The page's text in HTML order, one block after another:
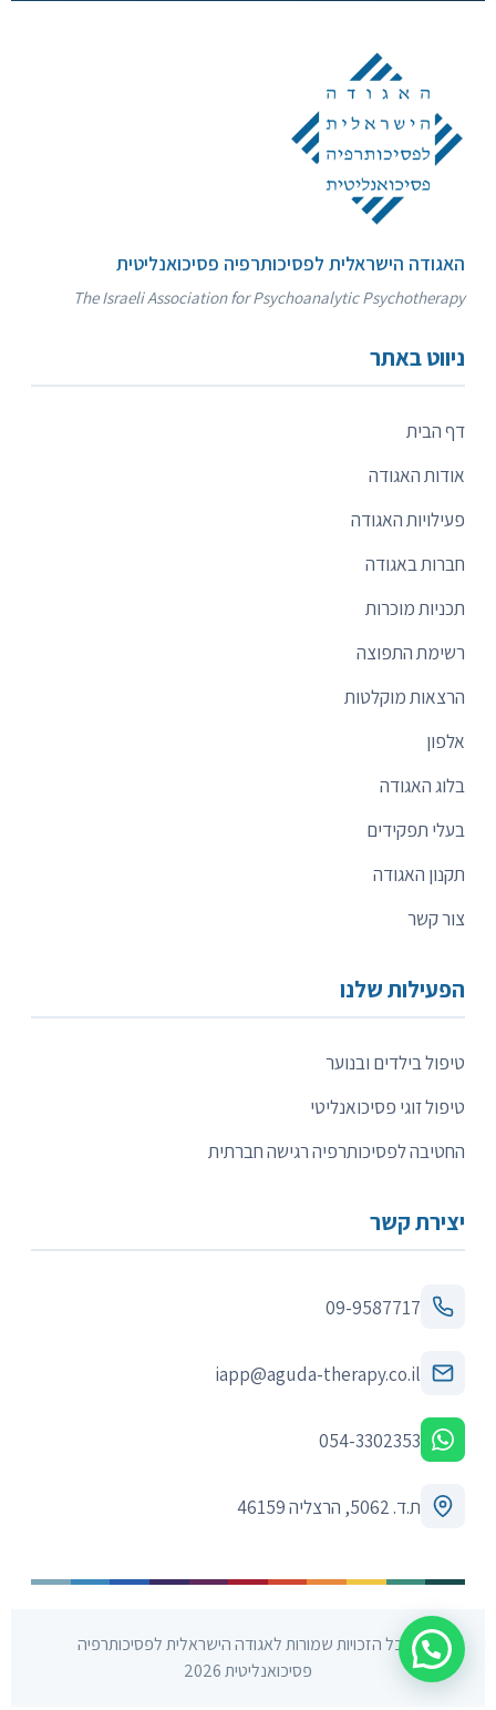
האגודה הישראלית לפסיכותרפיה פסיכואנליטית
The Israeli Association for Psychoanalytic Psychotherapy
ניווט באתר
דף הבית
אודות האגודה
פעילויות האגודה
חברות באגודה
תכניות מוכרות
רשימת התפוצה
הרצאות מוקלטות
אלפון
בלוג האגודה
בעלי תפקידים
תקנון האגודה
צור קשר
הפעילות שלנו
טיפול בילדים ובנוער
טיפול זוגי פסיכואנליטי
החטיבה לפסיכותרפיה רגישה חברתית
יצירת קשר
09-9587717
iapp@aguda-therapy.co.il
054-3302353
ת.ד. 5062, הרצליה 46159
© כל הזכויות שמורות לאגודה הישראלית לפסיכותרפיה
פסיכואנליטית 2026